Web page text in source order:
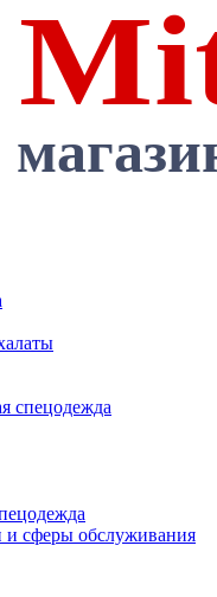
спецодежда
и сферы обслуживания